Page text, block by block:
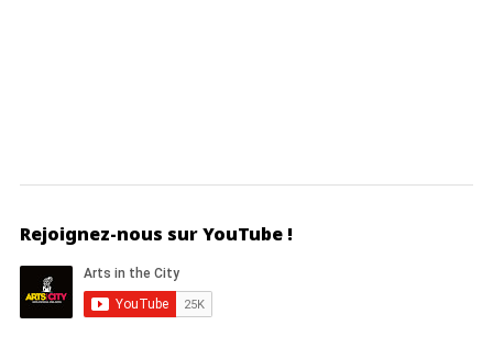
Rejoignez-nous sur YouTube !